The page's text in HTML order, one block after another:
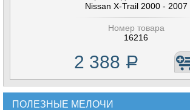
Nissan X-Trail 2000 - 2007
Номер товара
16216
2 388 Р
ПОЛЕЗНЫЕ МЕЛОЧИ